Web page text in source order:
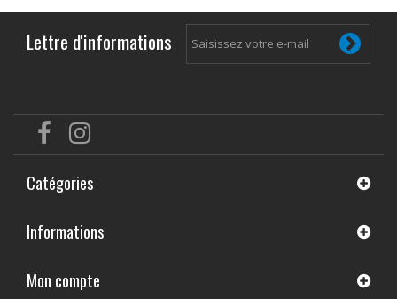
Lettre d'informations
Catégories
Informations
Mon compte